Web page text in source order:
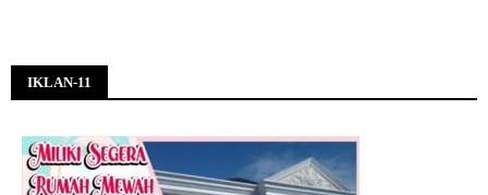
IKLAN-11